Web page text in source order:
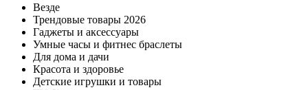
Везде
Трендовые товары 2026
Гаджеты и аксессуары
Умные часы и фитнес браслеты
Для дома и дачи
Красота и здоровье
Детские игрушки и товары